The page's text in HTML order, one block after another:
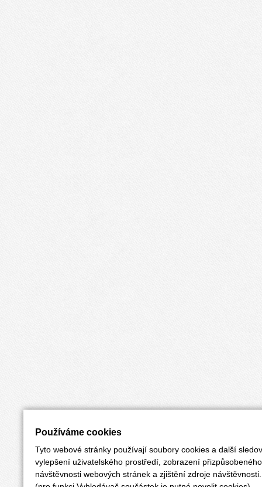
Používáme cookies
Tyto webové stránky používají soubory cookies a další
vylepšení uživatelského prostředí, zobrazení
návštěvnosti webových stránek a zjištění zdroje návštěvnosti.